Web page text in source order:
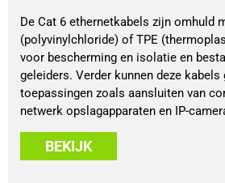
De Cat 6 ethernetkabels zijn omhuld
(polyvinylchloride) of TPE
voor bescherming en isolatie en
geleiders. Verder kunnen deze
toepassingen zoals aansluiten van
netwerk opslagapparaten en IP-
BEKIJK